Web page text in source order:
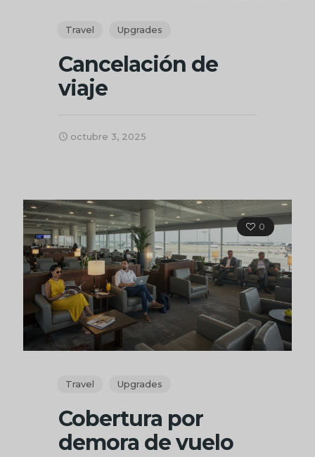
Travel Upgrades
Cancelación de
viaje
octubre 3, 2025
0
Travel Upgrades
Cobertura por
demora de vuelo